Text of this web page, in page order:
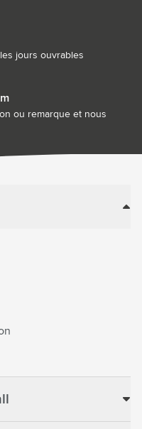
jours ouvrables
ou remarque et nous